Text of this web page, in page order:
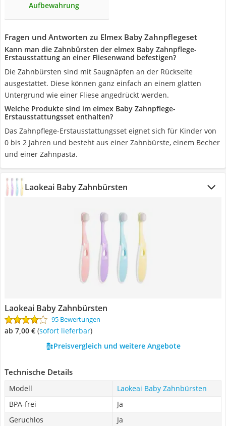
Aufbewahrung
Fragen und Antworten zu Elmex Baby Zahnpflegeset
Kann man die Zahnbürsten der elmex Baby Zahnpflege-
Erstausstattung an einer Fliesenwand befestigen?
Die Zahnbürsten sind mit Saugnäpfen an der Rückseite
ausgestattet. Diese können ganz einfach an einem glatten
Untergrund wie einer Fliese angedrückt werden.
Welche Produkte sind im elmex Baby Zahnpflege-
Erstausstattungsset enthalten?
Das Zahnpflege-Erstausstattungsset eignet sich für Kinder von
0 bis 2 Jahren und besteht aus einer Zahnbürste, einem Becher
und einer Zahnpasta.
Laokeai Baby Zahnbürsten
Laokeai Baby Zahnbürsten
95 Bewertungen
ab 7,00 € ( Sofort lieferbar)
Preisvergleich und weitere Angebote
Technische Details
Modell
Laokeai Baby Zahnbürsten
BPA-frei
Ja
Geruchlos
Ja